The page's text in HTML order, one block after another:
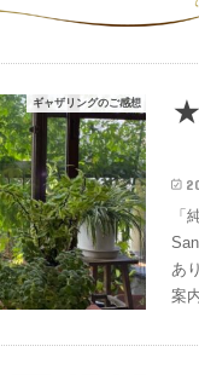
ギャザリングのご感想
★
「
あ
案